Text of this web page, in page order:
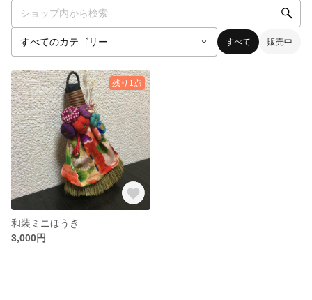
すべて 販売中
残り1点
和装ミニほうき
3,000円